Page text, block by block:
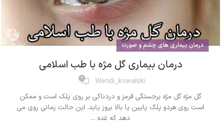
درمان بیماری های چشم و صورت
درمان بیماری گل مژه با طب اسلامی
Wendi_kowalski
9
گل مژه گل مژه برجستگی قرمز و دردناکی بر روی پلک است و ممکن
است روی هردو پلک پایین یا بالا بروز یابد. این حالت زمانی روی می
دهد که غده ...